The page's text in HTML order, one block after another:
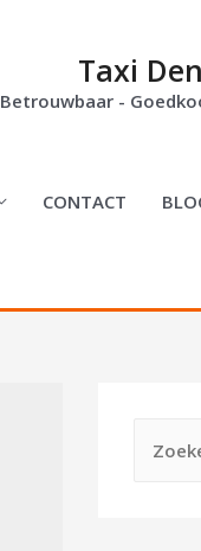
Taxi
Betrouwbaar -
CONTACT